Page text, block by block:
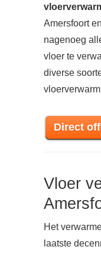
Amersfoort
nagenoeg
vloer te
diverse
Direct
Vloer
Het
laatste